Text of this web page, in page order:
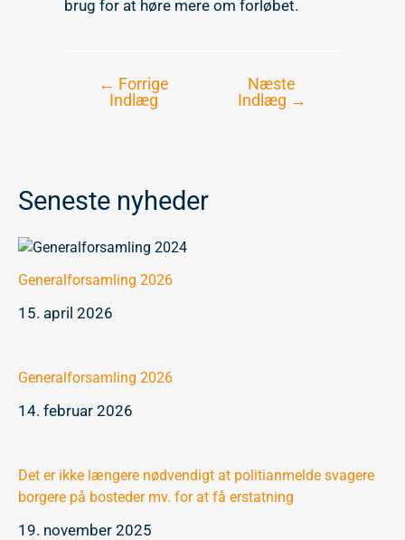
brug for at høre mere om forløbet.
Indlægsnavigation
← Forrige
Indlæg
Næste
Indlæg →
Seneste nyheder
Generalforsamling 2026
15. april 2026
Generalforsamling 2026
14. februar 2026
Det er ikke længere nødvendigt at politianmelde svagere
borgere på bosteder mv. for at få erstatning
19. november 2025